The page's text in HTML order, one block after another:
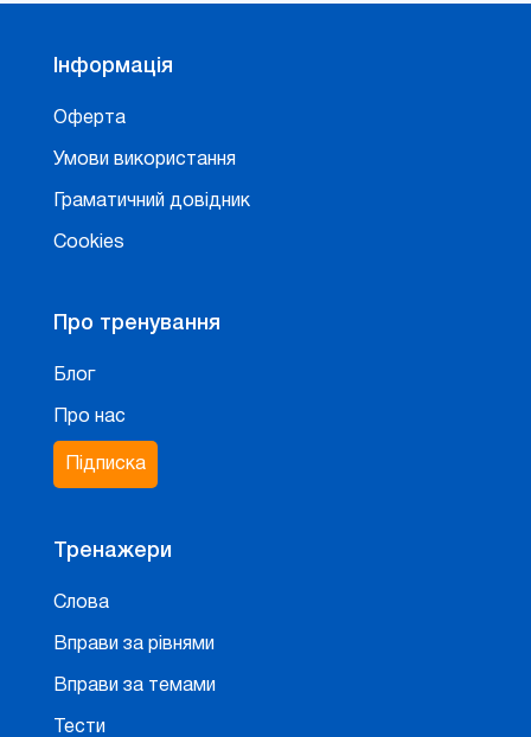
Інформація
Оферта
Умови використання
Граматичний довідник
Cookies
Про тренування
Блог
Про нас
Підписка
Тренажери
Слова
Вправи за рівнями
Вправи за темами
Тести